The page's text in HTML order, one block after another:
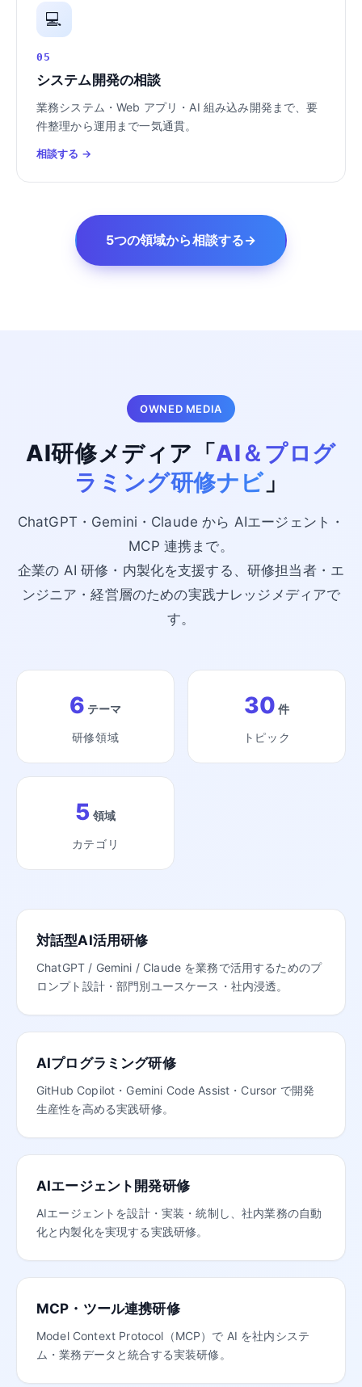
💻
05
システム開発の相談
業務システム・Web アプリ・AI 組み込み開発まで、要
件整理から運用まで一気通貫。
相談する →
5つの領域から相談する→
OWNED MEDIA
AI研修メディア「AI＆プログ
ラミング研修ナビ」
ChatGPT・Gemini・Claude から AIエージェント・
MCP 連携まで。
企業の AI 研修・内製化を支援する、研修担当者・エ
ンジニア・経営層のための実践ナレッジメディアで
す。
6 テーマ
研修領域
30 件
トピック
5 領域
カテゴリ
対話型AI活用研修
ChatGPT / Gemini / Claude を業務で活用するためのプ
ロンプト設計・部門別ユースケース・社内浸透。
AIプログラミング研修
GitHub Copilot・Gemini Code Assist・Cursor で開発
生産性を高める実践研修。
AIエージェント開発研修
AIエージェントを設計・実装・統制し、社内業務の自動
化と内製化を実現する実践研修。
MCP・ツール連携研修
Model Context Protocol（MCP）で AI を社内システ
ム・業務データと統合する実装研修。